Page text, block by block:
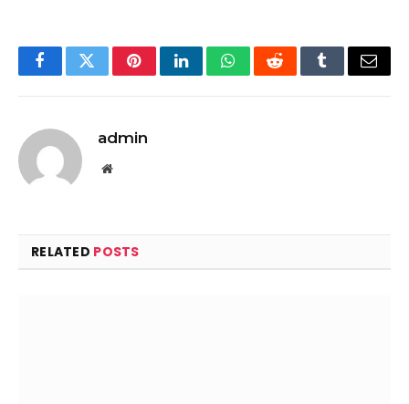
FacebookTwitterPinterestLinkedInWhatsAppRedditTumblrEmail
admin
Website
RELATED POSTS